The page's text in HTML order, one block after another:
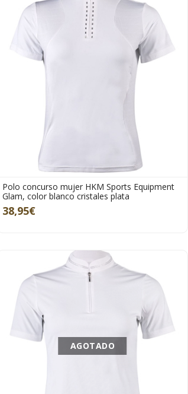
Polo concurso mujer HKM Sports Equipment
Glam, color blanco cristales plata
38,95€
AGOTADO